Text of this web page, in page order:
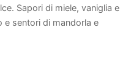
Sapori di miele, vaniglia e
sentori di mandorla e